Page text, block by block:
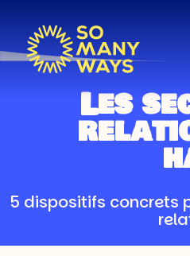
Les
5 dispositifs concrets